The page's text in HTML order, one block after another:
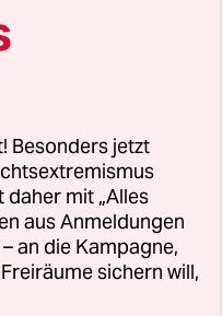
Besonders jetzt
mit „Alles
aus Anmeldungen
an die Kampagne,
sichern will,